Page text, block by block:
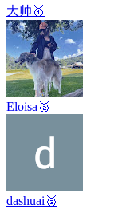
大帅 🥇
Eloisa 🥈
dashuai 🥉